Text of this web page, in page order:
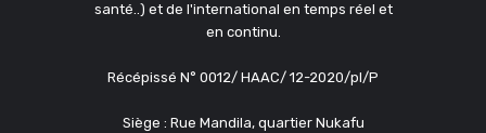
santé..) et de l'international en temps réel et
en continu.
Récépissé N° 0012/ HAAC/ 12-2020/pl/P
Siège : Rue Mandila, quartier Nukafu